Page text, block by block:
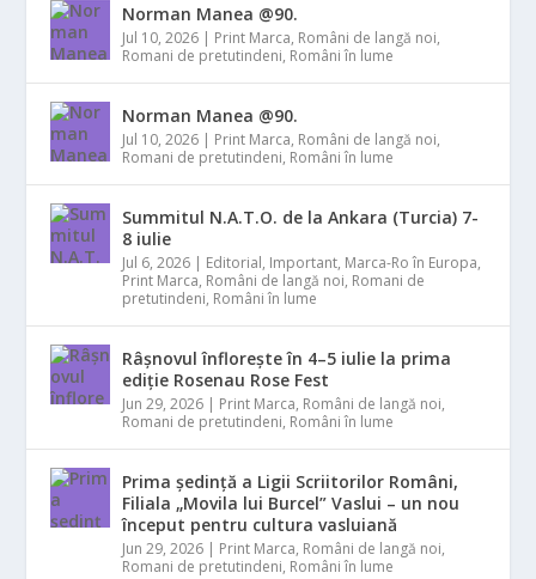
Norman Manea @90.
Jul 10, 2026 | Print Marca, Români de langă noi,
Romani de pretutindeni, Români în lume
Norman Manea @90.
Jul 10, 2026 | Print Marca, Români de langă noi,
Romani de pretutindeni, Români în lume
Summitul N.A.T.O. de la Ankara (Turcia) 7-
8 iulie
Jul 6, 2026 | Editorial, Important, Marca-Ro în Europa,
Print Marca, Români de langă noi, Romani de
pretutindeni, Români în lume
Râșnovul înflorește în 4–5 iulie la prima
ediție Rosenau Rose Fest
Jun 29, 2026 | Print Marca, Români de langă noi,
Romani de pretutindeni, Români în lume
Prima ședință a Ligii Scriitorilor Români,
Filiala „Movila lui Burcel” Vaslui – un nou
început pentru cultura vasluiană
Jun 29, 2026 | Print Marca, Români de langă noi,
Romani de pretutindeni, Români în lume